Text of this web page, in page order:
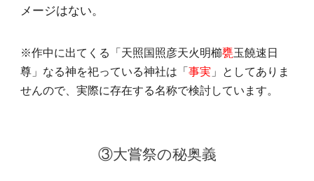
メージはない。
※作中に出てくる「天照国照彦天火明櫛甕玉饒速日
尊」なる神を祀っている神社は「事実 」としてありま
せんので、実際に存在する名称で検討しています。
③大嘗祭の秘奥義